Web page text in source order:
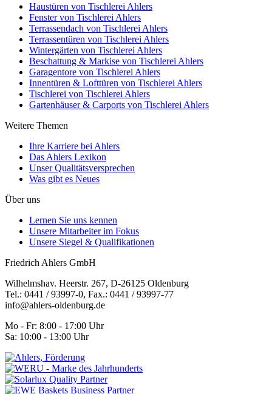
Haustüren von Tischlerei Ahlers
Fenstervon Tischlerei Ahlers
Terrassendach von Tischlerei Ahlers
Terrassentüren von Tischlerei Ahlers
Wintergärten von Tischlerei Ahlers
Beschattung & Markise von Tischlerei Ahlers
Garagentore von Tischlerei Ahlers
Innentüren & Lofttüren von Tischlerei Ahlers
Tischlerei von Tischlerei Ahlers
Gartenhäuser & Carports von Tischlerei Ahlers
Weitere Themen
Ihre Karriere bei Ahlers
Das Ahlers Lexikon
Unser Qualitätsversprechen
Was gibt es Neues
Über uns
Lernen Sie uns kennen
Unsere Mitarbeiter im Fokus
Unsere Siegel & Qualifikationen
Friedrich Ahlers GmbH
Wilhelmshav. Heerstr. 267, D-26125 Oldenburg
Tel.: 0441 / 93997-0, Fax.: 0441 / 93997-77
info@ahlers-oldenburg.de
Mo - Fr: 8:00 - 17:00 Uhr
Sa: 10:00 - 13:00 Uhr